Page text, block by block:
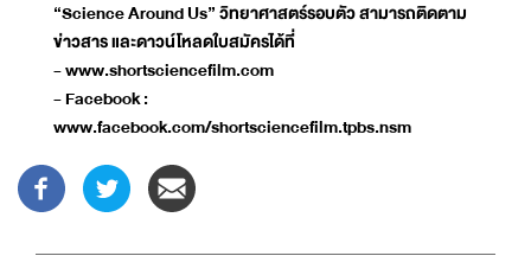
“Science Around Us” วิทยาศาสตร์รอบตัว สามารถติดตาม
ข่าวสาร และดาวน์โหลดใบสมัครได้ที่
- www.shortsciencefilm.com
- Facebook :
www.facebook.com/shortsciencefilm.tpbs.nsm